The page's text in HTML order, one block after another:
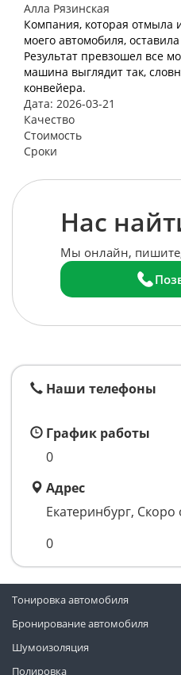
Алла Рязинская
Компания, которая отмыла
моего автомобиля,
Результат превзошел все
машина выглядит так,
конвейера.
Дата: 2026-03-21
Качество
Стоимость
Сроки
Нас
Мы онлайн,
Наши телефоны
График работы
0
Адрес
Екатеринбург, Скоро
0
Тонировка автомобиля
Бронирование автомобиля
Шумоизоляция
Полировка